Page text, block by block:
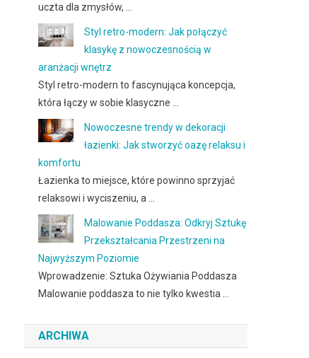
uczta dla zmysłów, …
Styl retro-modern: Jak połączyć
klasykę z nowoczesnością w
aranżacji wnętrz
Styl retro-modern to fascynująca koncepcja,
która łączy w sobie klasyczne …
Nowoczesne trendy w dekoracji
łazienki: Jak stworzyć oazę relaksu i
komfortu
Łazienka to miejsce, które powinno sprzyjać
relaksowi i wyciszeniu, a …
Malowanie Poddasza: Odkryj Sztukę
Przekształcania Przestrzeni na
Najwyższym Poziomie
Wprowadzenie: Sztuka Ożywiania Poddasza
Malowanie poddasza to nie tylko kwestia …
ARCHIWA